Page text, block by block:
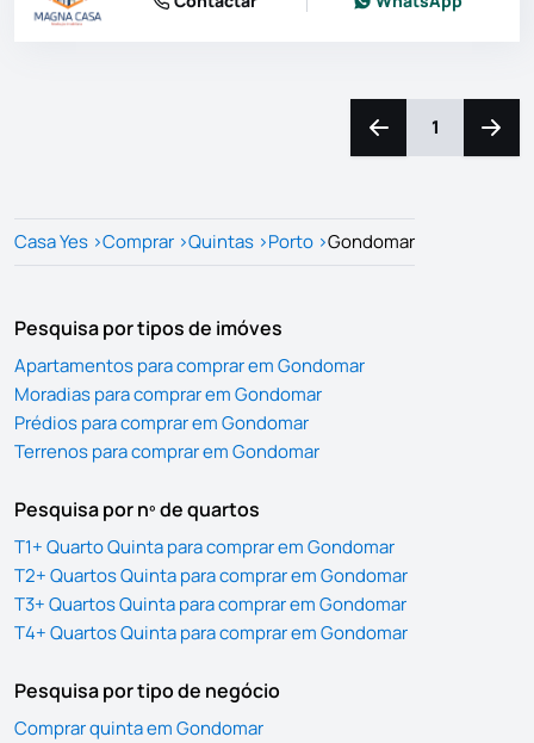
Navegação para a
1
Casa Yes >Comprar >Quintas >Porto >Gondomar
Pesquisa por tipos de imóves
Apartamentos para comprar em Gondomar
Moradias para comprar em Gondomar
Prédios para comprar em Gondomar
Terrenos para comprar em Gondomar
Pesquisa por nº de quartos
T1+ Quarto Quinta para comprar em Gondomar
T2+ Quartos Quinta para comprar em Gondomar
T3+ Quartos Quinta para comprar em Gondomar
T4+ Quartos Quinta para comprar em Gondomar
Pesquisa por tipo de negócio
Comprar quinta em Gondomar